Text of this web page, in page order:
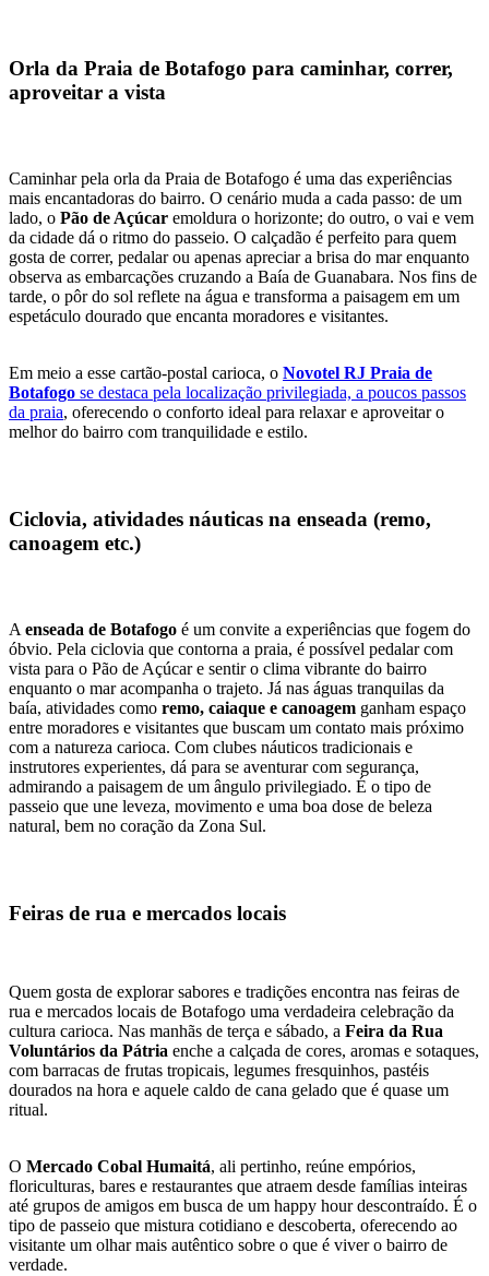
Orla da Praia de Botafogo para caminhar, correr,
aproveitar a vista
Caminhar pela orla da Praia de Botafogo é uma das experiências
mais encantadoras do bairro. O cenário muda a cada passo: de um
lado, o Pão de Açúcar emoldura o horizonte; do outro, o vai e vem
da cidade dá o ritmo do passeio. O calçadão é perfeito para quem
gosta de correr, pedalar ou apenas apreciar a brisa do mar enquanto
observa as embarcações cruzando a Baía de Guanabara. Nos fins de
tarde, o pôr do sol reflete na água e transforma a paisagem em um
espetáculo dourado que encanta moradores e visitantes.
Em meio a esse cartão-postal carioca, o Novotel RJ Praia de
Botafogo se destaca pela localização privilegiada, a poucos passos
da praia, oferecendo o conforto ideal para relaxar e aproveitar o
melhor do bairro com tranquilidade e estilo.
Ciclovia, atividades náuticas na enseada (remo,
canoagem etc.)
A enseada de Botafogo é um convite a experiências que fogem do
óbvio. Pela ciclovia que contorna a praia, é possível pedalar com
vista para o Pão de Açúcar e sentir o clima vibrante do bairro
enquanto o mar acompanha o trajeto. Já nas águas tranquilas da
baía, atividades como remo, caiaque e canoagem ganham espaço
entre moradores e visitantes que buscam um contato mais próximo
com a natureza carioca. Com clubes náuticos tradicionais e
instrutores experientes, dá para se aventurar com segurança,
admirando a paisagem de um ângulo privilegiado. É o tipo de
passeio que une leveza, movimento e uma boa dose de beleza
natural, bem no coração da Zona Sul.
Feiras de rua e mercados locais
Quem gosta de explorar sabores e tradições encontra nas feiras de
rua e mercados locais de Botafogo uma verdadeira celebração da
cultura carioca. Nas manhãs de terça e sábado, a Feira da Rua
Voluntários da Pátria enche a calçada de cores, aromas e sotaques,
com barracas de frutas tropicais, legumes fresquinhos, pastéis
dourados na hora e aquele caldo de cana gelado que é quase um
ritual.
O Mercado Cobal Humaitá, ali pertinho, reúne empórios,
floriculturas, bares e restaurantes que atraem desde famílias inteiras
até grupos de amigos em busca de um happy hour descontraído. É o
tipo de passeio que mistura cotidiano e descoberta, oferecendo ao
visitante um olhar mais autêntico sobre o que é viver o bairro de
verdade.